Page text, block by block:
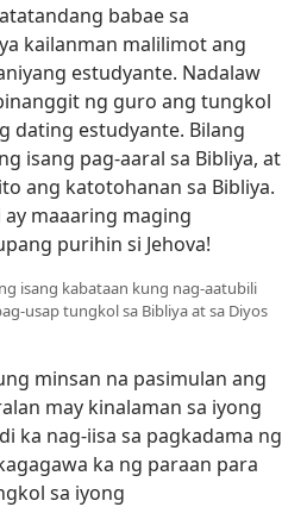
babae sa
kailanman malilimot ang
estudyante. Nadalaw
ng guro ang tungkol
dating estudyante. Bilang
isang pag-aaral sa Bibliya, at
ang katotohanan sa Bibliya.
maaaring maging
purihin si Jehova!
isang kabataan kung nag-aatubili
usap tungkol sa Bibliya at sa Diyos
minsan na pasimulan ang
may kinalaman sa iyong
ka nag-iisa sa pagkadama ng
ka ng paraan para
sa iyong